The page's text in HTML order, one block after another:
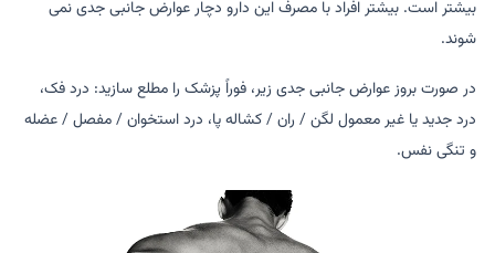
بیشتر است. بیشتر افراد با مصرف این دارو دچار عوارض جانبی جدی نمی
شوند.
در صورت بروز عوارض جانبی جدی زیر، فوراً پزشک را مطلع سازید: درد فک،
درد جدید یا غیر معمول لگن / ران / کشاله پا، درد استخوان / مفصل / عضله
و تنگی نفس.